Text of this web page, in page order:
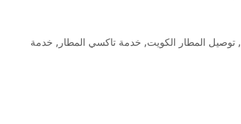
, توصيل المطار الكويت, خدمة تاكسي المطار , خدمة